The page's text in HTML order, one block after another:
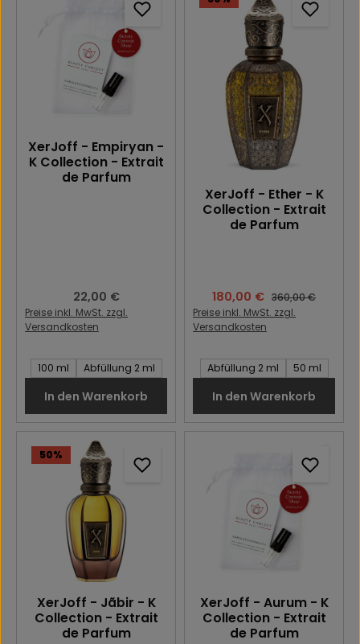
XerJoff - Empiryan -
K Collection - Extrait
de Parfum
Regulärer Preis:
22,00 €
Preise inkl. MwSt. zzgl.
Versandkosten
Inhalt des Artikel:
100 ml Abfüllung 2 ml
In den Warenkorb
XerJoff - Ether - K
Collection - Extrait
de Parfum
Verkaufspreis:
180,00 € Regulärer Preis:
360,00 €
Preise inkl. MwSt. zzgl.
Versandkosten
Inhalt des Artikel:
Abfüllung 2 ml 50 ml
In den Warenkorb
50%
XerJoff - Jãbir - K
Collection - Extrait
de Parfum
XerJoff - Aurum - K
Collection - Extrait
de Parfum